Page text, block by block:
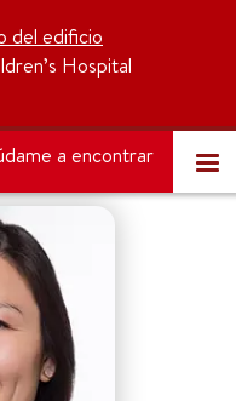
del edificio
Hospital
a encontrar